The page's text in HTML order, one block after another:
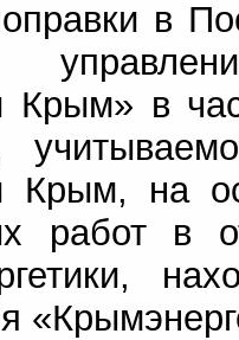
в
Крым» в
Крым, на
работ в